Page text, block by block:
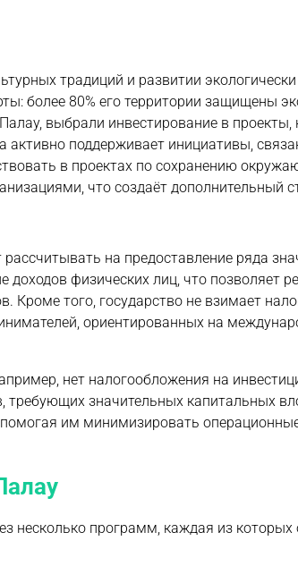
традиций и развитии
более 80% его территории защищены
выбрали инвестирование в
поддерживает инициативы,
в проектах по сохранению
что создаёт дополнительный
на предоставление ряда
физических лиц, что позволяет
Кроме того, государство не взимает
ориентированных на
нет налогообложения на
требующих значительных капитальных
им минимизировать
несколько программ, каждая из